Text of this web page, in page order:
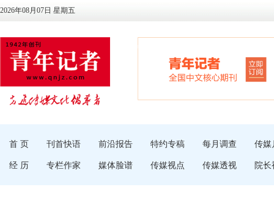
2026年08月07日 星期五
首 页 刊首快语 前沿报告 特约专稿 每月调查 传媒
经 历 专栏作家 媒体脸谱 传媒视点 传媒透视 院长